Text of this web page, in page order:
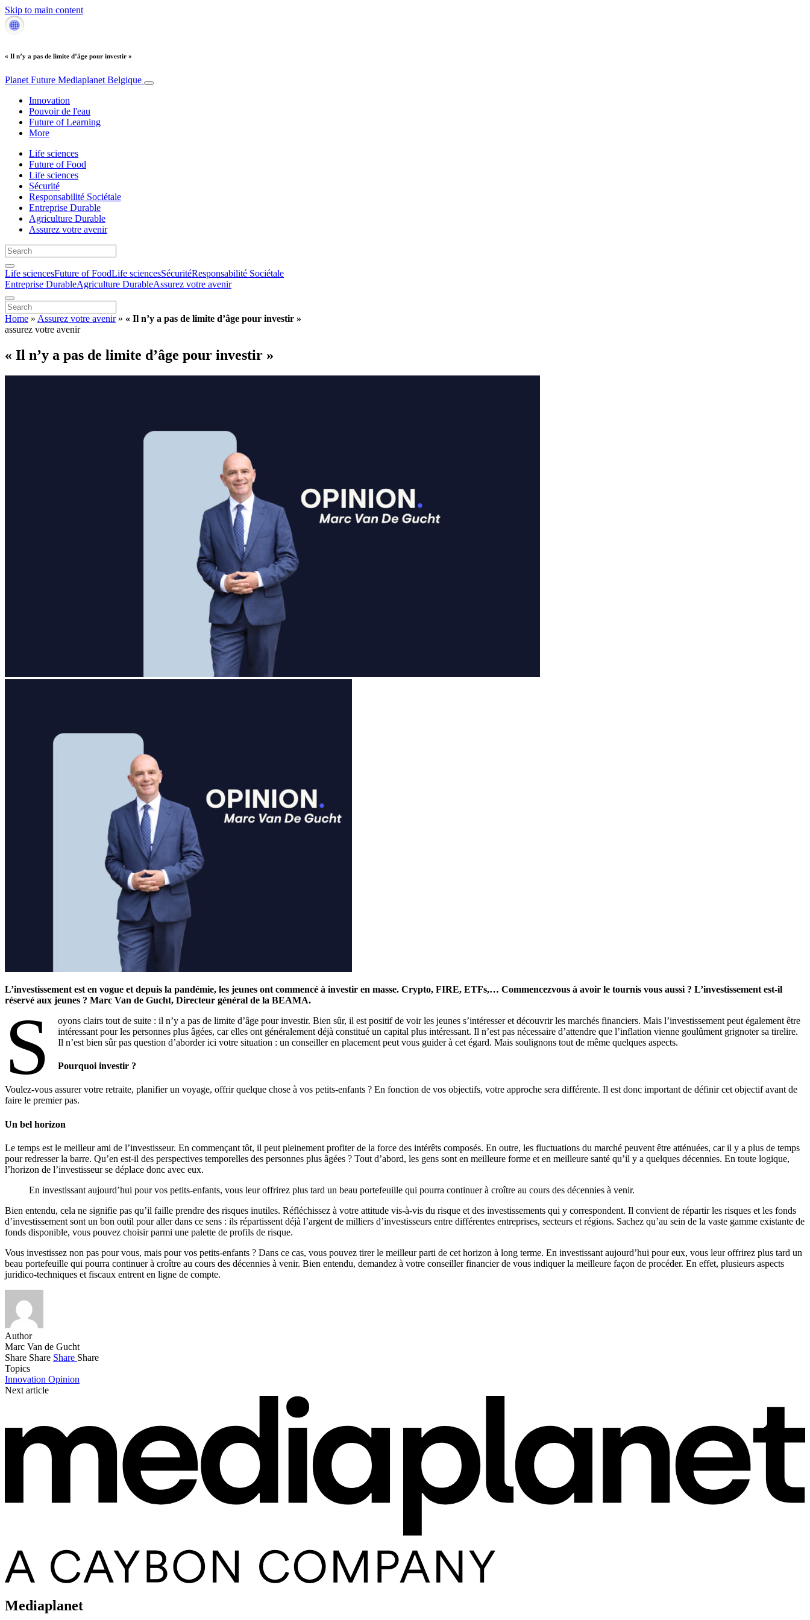
Skip to main content
« Il n’y a pas de limite d’âge pour investir »
Planet Future Mediaplanet Belgique
Innovation
Pouvoir de l'eau
Future of Learning
More
Life sciences
Future of Food
Life sciences
Sécurité
Responsabilité Sociétale
Entreprise Durable
Agriculture Durable
Assurez votre avenir
Life sciencesFuture of FoodLife sciencesSécuritéResponsabilité Sociétale
Entreprise DurableAgriculture DurableAssurez votre avenir
Home » Assurez votre avenir» « Il n’y a pas de limite d’âge pour investir »
assurez votre avenir
« Il n’y a pas de limite d’âge pour investir »
L’investissement est en vogue et depuis la pandémie, les jeunes ont commencé à investir en masse. Crypto, FIRE, ETFs,… Commencezvous à avoir le tournis vous aussi ? L’investissement est-il
réservé aux jeunes ? Marc Van de Gucht, Directeur général de la BEAMA.
S
oyons clairs tout de suite : il n’y a pas de limite d’âge pour investir. Bien sûr, il est positif de voir les jeunes s’intéresser et découvrir les marchés financiers. Mais l’investissement peut également être
intéressant pour les personnes plus âgées, car elles ont généralement déjà constitué un capital plus intéressant. Il n’est pas nécessaire d’attendre que l’inflation vienne goulûment grignoter sa tirelire.
Il n’est bien sûr pas question d’aborder ici votre situation : un conseiller en placement peut vous guider à cet égard. Mais soulignons tout de même quelques aspects.
Pourquoi investir ?
Voulez-vous assurer votre retraite, planifier un voyage, offrir quelque chose à vos petits-enfants ? En fonction de vos objectifs, votre approche sera différente. Il est donc important de définir cet objectif avant de
faire le premier pas.
Un bel horizon
Le temps est le meilleur ami de l’investisseur. En commençant tôt, il peut pleinement profiter de la force des intérêts composés. En outre, les fluctuations du marché peuvent être atténuées, car il y a plus de temps
pour redresser la barre. Qu’en est-il des perspectives temporelles des personnes plus âgées ? Tout d’abord, les gens sont en meilleure forme et en meilleure santé qu’il y a quelques décennies. En toute logique,
l’horizon de l’investisseur se déplace donc avec eux.
En investissant aujourd’hui pour vos petits-enfants, vous leur offrirez plus tard un beau portefeuille qui pourra continuer à croître au cours des décennies à venir.
Bien entendu, cela ne signifie pas qu’il faille prendre des risques inutiles. Réfléchissez à votre attitude vis-à-vis du risque et des investissements qui y correspondent. Il convient de répartir les risques et les fonds
d’investissement sont un bon outil pour aller dans ce sens : ils répartissent déjà l’argent de milliers d’investisseurs entre différentes entreprises, secteurs et régions. Sachez qu’au sein de la vaste gamme existante de
fonds disponible, vous pouvez choisir parmi une palette de profils de risque.
Vous investissez non pas pour vous, mais pour vos petits-enfants ? Dans ce cas, vous pouvez tirer le meilleur parti de cet horizon à long terme. En investissant aujourd’hui pour eux, vous leur offrirez plus tard un
beau portefeuille qui pourra continuer à croître au cours des décennies à venir. Bien entendu, demandez à votre conseiller financier de vous indiquer la meilleure façon de procéder. En effet, plusieurs aspects
juridico-techniques et fiscaux entrent en ligne de compte.
Author
Marc Van de Gucht
Share Share Share Share
Topics
Innovation Opinion
Next article
Mediaplanet